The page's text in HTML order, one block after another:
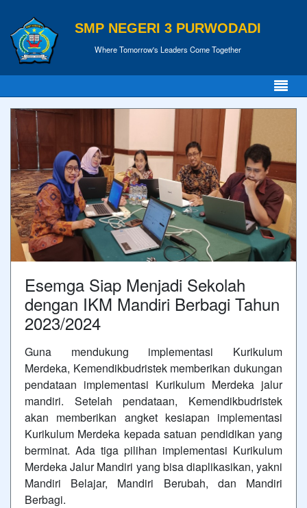
SMP NEGERI 3 PURWODADI
Where Tomorrow's Leaders Come Together
Esemga Siap Menjadi Sekolah
dengan IKM Mandiri Berbagi Tahun
2023/2024
Guna mendukung implementasi Kurikulum
Merdeka, Kemendikbudristek memberikan dukungan
pendataan implementasi Kurikulum Merdeka jalur
mandiri. Setelah pendataan, Kemendikbudristek
akan memberikan angket kesiapan implementasi
Kurikulum Merdeka kepada satuan pendidikan yang
berminat. Ada tiga pilihan implementasi Kurikulum
Merdeka Jalur Mandiri yang bisa diaplikasikan, yakni
Mandiri Belajar, Mandiri Berubah, dan Mandiri
Berbagi.